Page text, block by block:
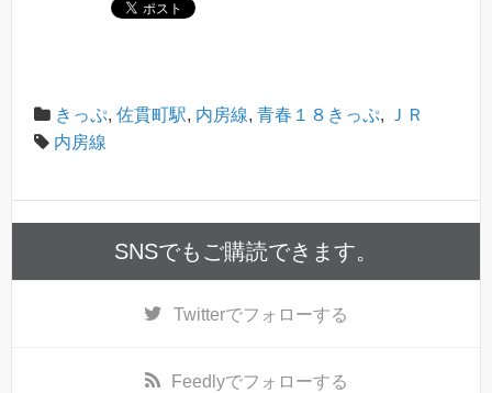
きっぷ, 佐貫町駅, 内房線, 青春１８きっぷ,
ＪＲ
内房線
SNSでもご購読できます。
Twitterでフォローする
Feedlyでフォローする